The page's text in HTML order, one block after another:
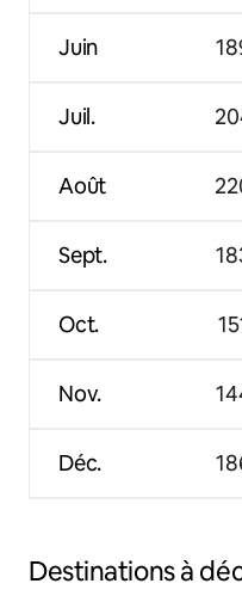
Juin
Juil.
Août
Sept.
Oct.
Nov.
Déc.
Destinations à